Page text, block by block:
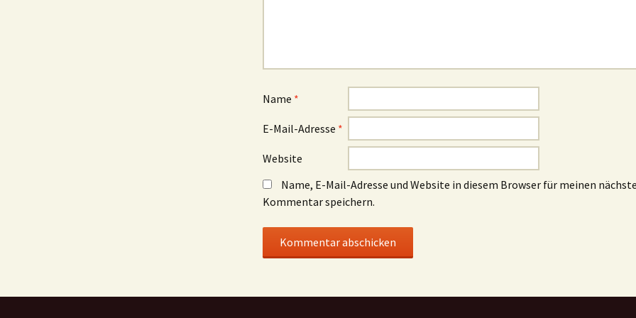
Name *
E-Mail-Adresse *
Website
Name, E-Mail-Adresse und Website in diesem Browser für meinen
Kommentar speichern.